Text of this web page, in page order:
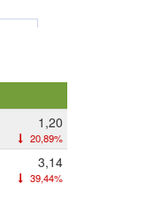
1,20
20,89%
3,14
39,44%